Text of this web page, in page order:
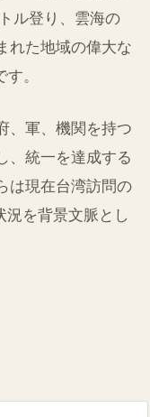
ル登り、雲海の
れた地域の偉大な
。
、軍、機関を持つ
、統一を達成する
は現在台湾訪問の
を背景文脈とし